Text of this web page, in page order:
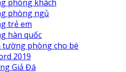
phòng khách
phòng ngủ
trẻ em
hàn quốc
tường phòng cho bé
2019
Giả Đá